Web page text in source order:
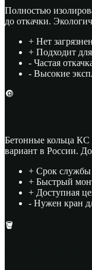
Полностью
до откачки.
+ Нет
+ Подходит
- Частая
- Высокие
🔘
Бетонные кольца
вариант в России.
+ Срок службы
+ Быстрый
+ Доступная
- Нужен кран
🪣